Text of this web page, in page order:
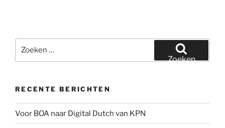
naar:
Zoeken
RECENTE BERICHTEN
Voor BOA naar Digital Dutch van KPN